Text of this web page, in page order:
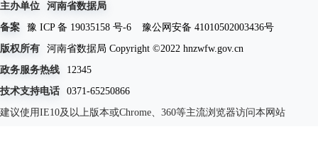
主办单位
河南省数据局
备案
豫 ICP 备 19035158 号-6
豫公网安备 41010502003436号
版权所有
河南省数据局 Copyright ©2022 hnzwfw.gov.cn
政务服务热线
12345
技术支持电话
0371-65250866
建议使用IE10及以上版本或Chrome、360等主流浏览器访问本网站